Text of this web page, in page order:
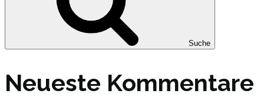
Suche
Neueste Kommentare